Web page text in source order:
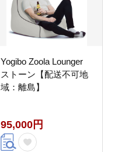
Yogibo Zoola Lounger
ストーン【配送不可地
域：離島】
95,000円